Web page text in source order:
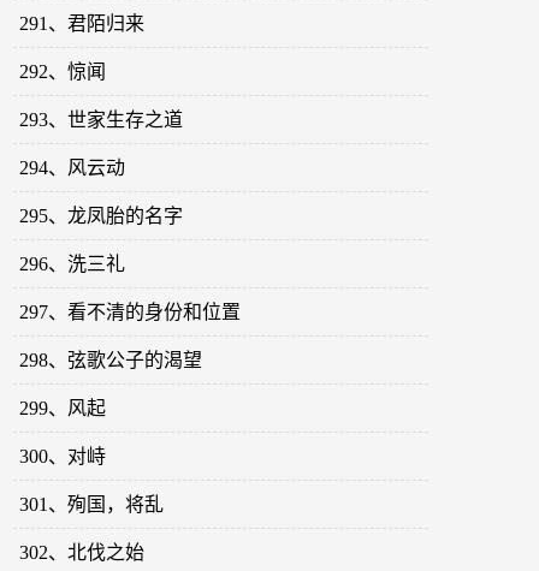
291、君陌归来
292、惊闻
293、世家生存之道
294、风云动
295、龙凤胎的名字
296、洗三礼
297、看不清的身份和位置
298、弦歌公子的渴望
299、风起
300、对峙
301、殉国，将乱
302、北伐之始